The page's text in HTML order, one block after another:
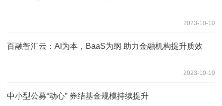
2023-10-10
百融智汇云：AI为本，BaaS为纲 助力金融机构提升质效
2023-10-10
中小型公募“动心” 券结基金规模持续提升